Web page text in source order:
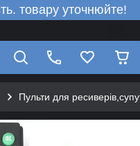
товару уточнюйте!
Пульти для